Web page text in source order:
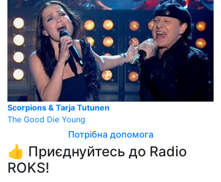
Scorpions & Tarja Tutunen
The Good Die Young
Потрібна допомога
👍 Приєднуйтесь до Radio
ROKS!